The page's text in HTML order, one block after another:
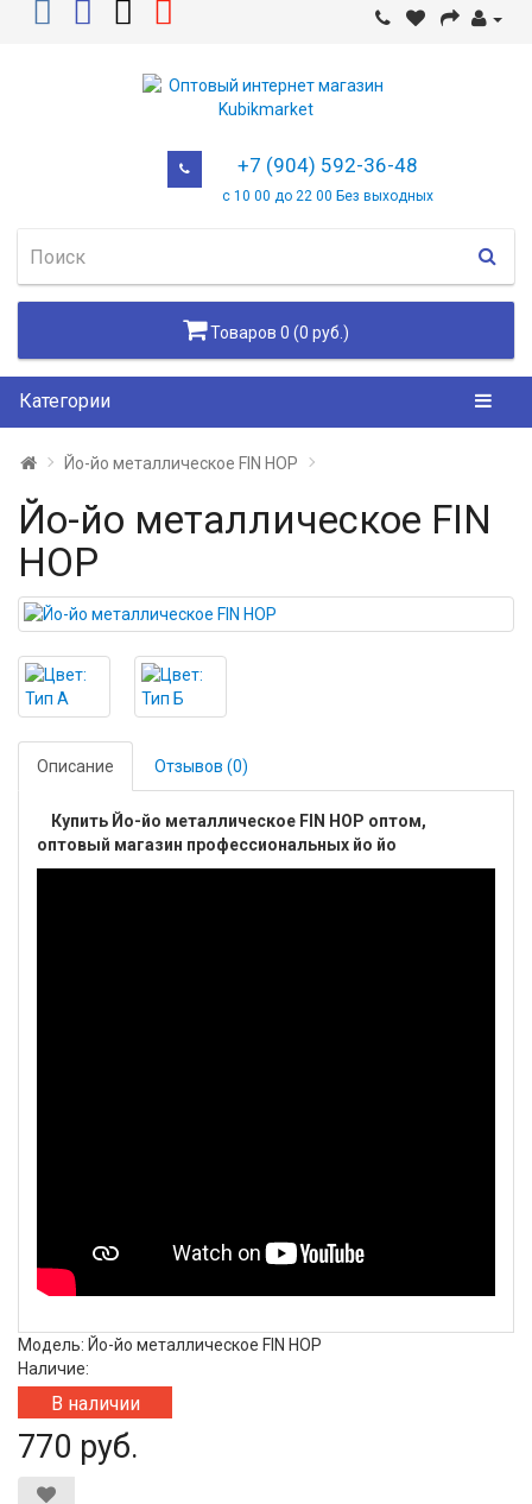
+7 (904) 592-36-48
с 10 00 до 22 00 Без выходных
Товаров 0 (0 руб.)
Категории
Йо-йо металлическое FIN HOP
Йо-йо металлическое FIN
HOP
Описание Отзывов (0)
Купить Йо-йо металлическое FIN HOP оптом,
оптовый магазин профессиональных йо йо
Модель: Йо-йо металлическое FIN HOP
Наличие:
В наличии
770 руб.